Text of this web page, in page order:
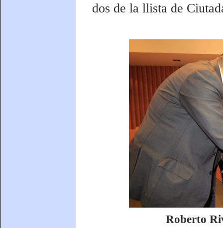
dos de la llista de
Roberto